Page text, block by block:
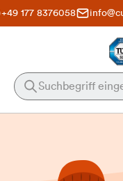
+49 177 8376058